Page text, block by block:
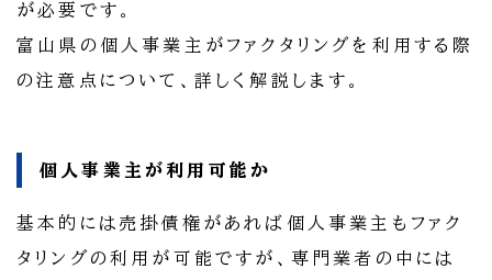
が必要です。
富山県の個人事業主がファクタリングを利用する際
の注意点について、詳しく解説します。
個人事業主が利用可能か
基本的には売掛債権があれば個人事業主もファク
タリングの利用が可能ですが、専門業者の中には